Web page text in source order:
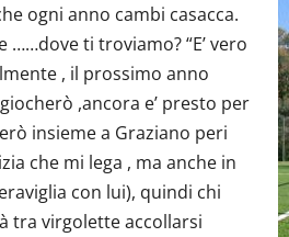
ogni anno cambi casacca.
……dove ti troviamo? “E’ vero
, il prossimo anno
,ancora e’ presto per
insieme a Graziano peri
che mi lega , ma anche in
con lui), quindi chi
tra virgolette accollarsi